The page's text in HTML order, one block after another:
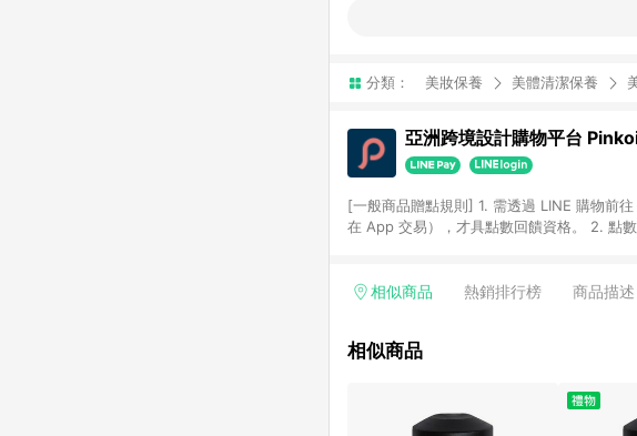
分類： 美妝保養 美體清潔保養
亞洲跨境設計購物平台
[一般商品贈點規則] 1. 需透過 LINE 購物前
在 App 交易），才具點數回饋資格。 2. 點
格，部分退款不在此限。 6. APP 請更新至
使用規則請以點數紅包活動說明為準。 11.
相似商品 熱銷排行榜 商品描述
相似商品